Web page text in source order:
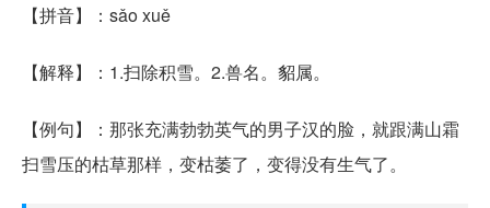
【拼音】：sǎo xuě
【解释】：1.扫除积雪。2.兽名。貂属。
【例句】：那张充满勃勃英气的男子汉的脸，就跟满山霜
扫雪压的枯草那样，变枯萎了，变得没有生气了。